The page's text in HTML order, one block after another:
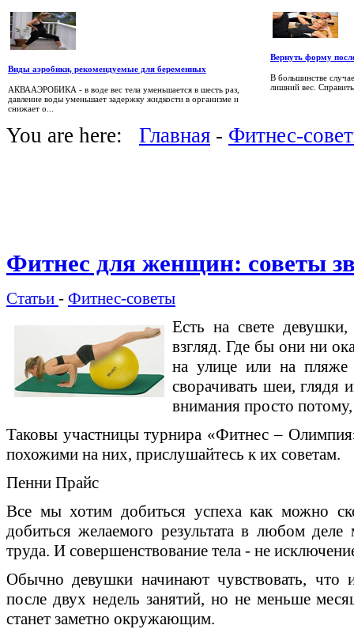
Виды аэробики, рекомендуемые для беременных
АКВААЭРОБИКА - в воде вес тела уменьшается в шесть раз,
давление воды уменьшает задержку жидкости в организме и
снижает о...
Вернуть форму
В большинстве
лишний вес.
You are here: Главная - Фитнес-
Фитнес для женщин: советы
Статьи - Фитнес-советы
Есть на свете
взгляд. Где бы они ни
на улице или на
сворачивать шеи, глядя
внимания просто
Таковы участницы турнира «Фитнес –
похожими на них, прислушайтесь к их советам.
Пенни Прайс
Все мы хотим добиться успеха как можно
добиться желаемого результата в любом
труда. И совершенствование тела - не
Обычно девушки начинают чувствовать,
после двух недель занятий, но не меньше
станет заметно окружающим.